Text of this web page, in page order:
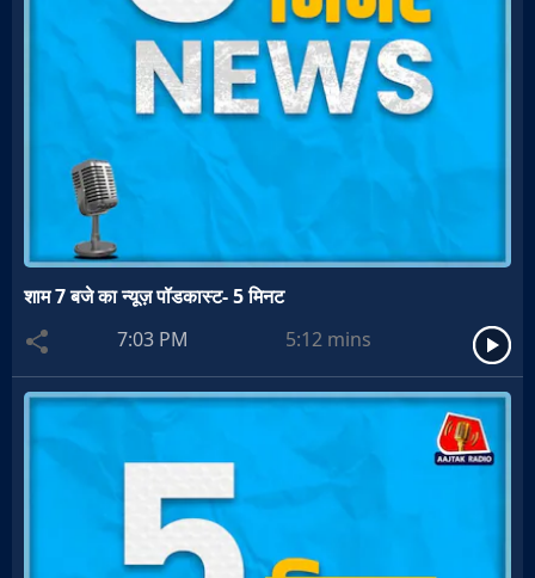
शाम 7 बजे का न्यूज़ पॉडकास्ट- 5 मिनट
7:03 PM
5:12 mins